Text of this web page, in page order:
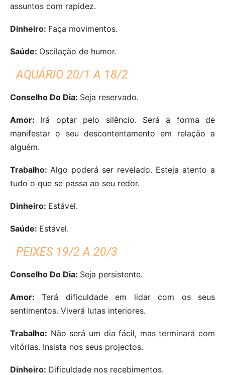
assuntos com rapidez.
Dinheiro: Faça movimentos.
Saúde: Oscilação de humor.
AQUÁRIO 20/1 A 18/2
Conselho Do Dia: Seja reservado.
Amor: Irá optar pelo silêncio. Será a forma de
manifestar o seu descontentamento em relação a
alguém.
Trabalho: Algo poderá ser revelado. Esteja atento a
tudo o que se passa ao seu redor.
Dinheiro: Estável.
Saúde: Estável.
PEIXES 19/2 A 20/3
Conselho Do Dia: Seja persistente.
Amor: Terá dificuldade em lidar com os seus
sentimentos. Viverá lutas interiores.
Trabalho: Não será um dia fácil, mas terminará com
vitórias. Insista nos seus projectos.
Dinheiro: Dificuldade nos recebimentos.